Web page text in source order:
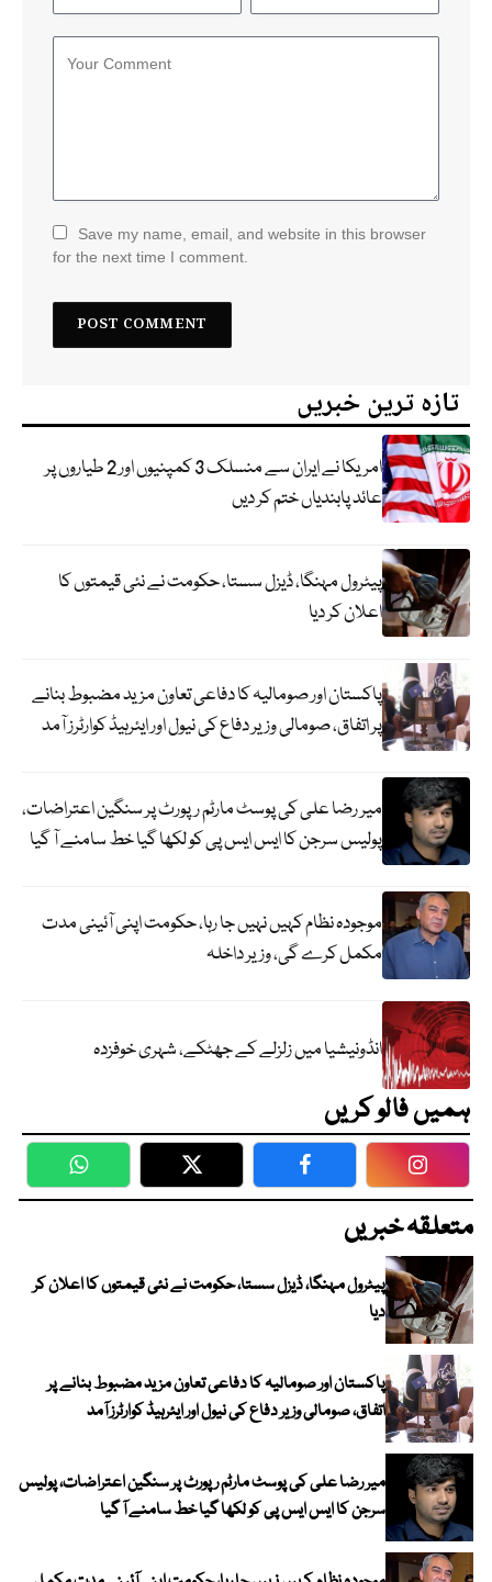
Save my name, email, and website in this browser
for the next time I comment.
تازہ ترین خبریں
امریکا نے ایران سے منسلک 3 کمپنیوں اور 2 طیاروں پر
عائد پابندیاں ختم کر دیں
پیٹرول مہنگا، ڈیزل سستا، حکومت نے نئی قیمتوں کا
اعلان کر دیا
پاکستان اور صومالیہ کا دفاعی تعاون مزید مضبوط بنانے
پر اتفاق، صومالی وزیر دفاع کی نیول اور ایئرہیڈ کوارٹرز آمد
میر رضا علی کی پوسٹ مارٹم رپورٹ پر سنگین اعتراضات،
پولیس سرجن کا ایس ایس پی کو لکھا گیا خط سامنے آ گیا
موجودہ نظام کہیں نہیں جا رہا، حکومت اپنی آئینی مدت
مکمل کرے گی، وزیر داخلہ
انڈونیشیا میں زلزلے کے جھٹکے، شہری خوفزدہ
ہمیں فالو کریں
WhatsApp Twitter Facebook
متعلقہ خبریں
پیٹرول مہنگا، ڈیزل سستا، حکومت نے نئی قیمتوں کا اعلان کر
دیا
پاکستان اور صومالیہ کا دفاعی تعاون مزید مضبوط بنانے پر
اتفاق، صومالی وزیر دفاع کی نیول اور ایئرہیڈ کوارٹرز آمد
میر رضا علی کی پوسٹ مارٹم رپورٹ پر سنگین اعتراضات، پولیس
سرجن کا ایس ایس پی کو لکھا گیا خط سامنے آ گیا